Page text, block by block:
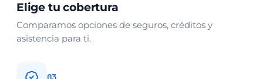
Elige tu cobertura
Comparamos opciones de seguros, créditos y
asistencia para ti.